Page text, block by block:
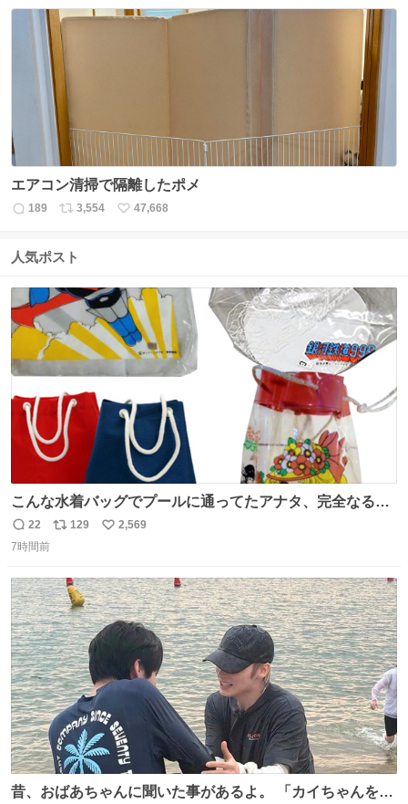
ス
ト
数
ね
エアコン清掃で隔離したポメ
返
数
189
リ
ス
数
3,554
い
47,668
人気ポスト
こんな水着バッグでプールに通ってたアナタ、完全なる同
世代（笑） #70年代 #80年代 #昭和レトロ
返
信
22
リ
ト
数
129
い
数
2,569
7時間前
昔、おばあちゃんに聞いた事があるよ。 「カイちゃんをい